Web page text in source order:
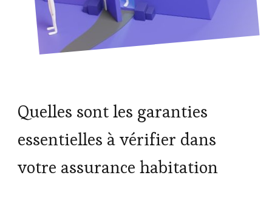
Quelles sont les garanties
essentielles à vérifier dans
votre assurance habitation